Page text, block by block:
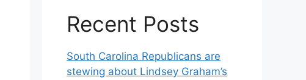
Recent Posts
South Carolina Republicans are
stewing about Lindsey Graham’s